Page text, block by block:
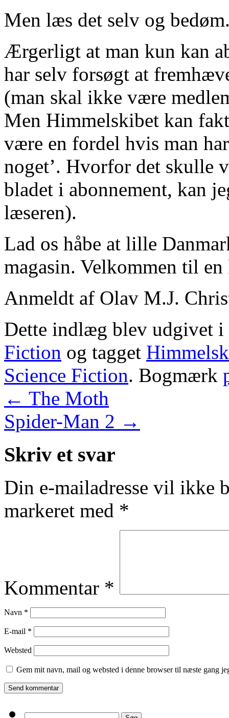
Men læs det selv og
Ærgerligt at man kun kan
har selv forsøgt at
(man skal ikke være
Men Himmelskibet kan
være en fordel hvis man
noget’. Hvorfor det skulle
bladet i abonnement, kan
læseren).
Lad os håbe at lille
magasin. Velkommen til
Anmeldt af Olav M.J.
Dette indlæg blev udgivet i
Fiction og tagget
Science Fiction. Bogmærk
← The Moth
Spider-Man 2 →
Skriv et svar
Din e-mailadresse vil ikke
markeret med *
Kommentar *
Navn *
E-mail *
Websted
Gem mit navn, mail og websted i denne browser til næste gang